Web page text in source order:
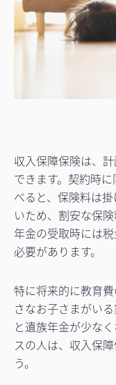
収入保障保険は、
できます。契約時
べると、保険料は
いため、割安な保
年金の受取時には
必要があります。
特に将来的に教育
さなお子さまがい
と遺族年金が少な
スの人は、収入保
う。